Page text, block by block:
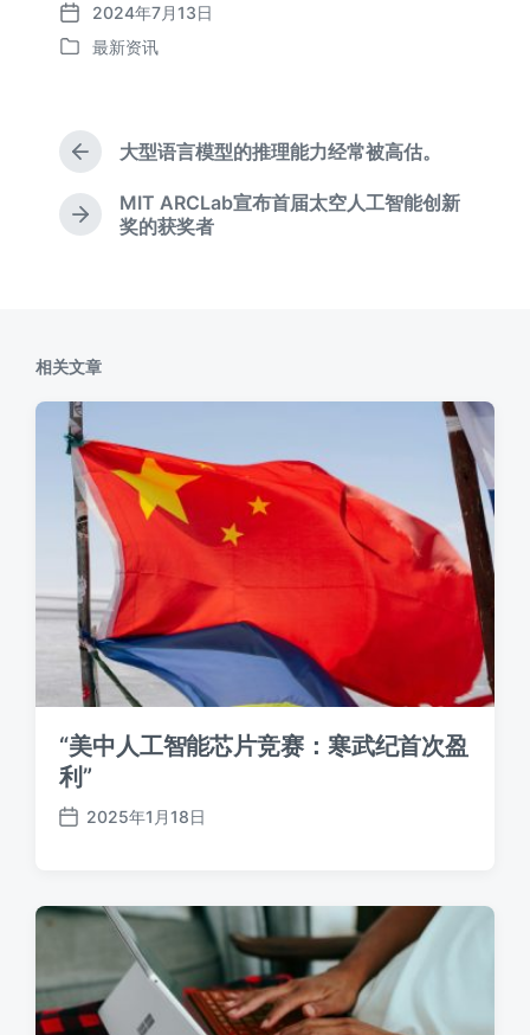
发
布
2024年7月13日
发
最新资讯
上
文
章
大型语言模型的推理能力经常被高估。
下
MIT ARCLab宣布首届太空人工智能创新
奖的获奖者
相关文章
“美中人工智能芯片竞赛：寒武纪首次盈
利”
发
期
2025年1月18日